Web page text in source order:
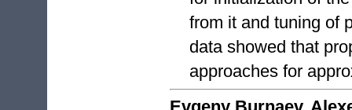
from it and tuning of
data showed that
approaches for